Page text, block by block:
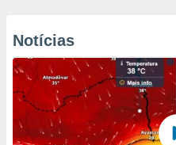
Notícias